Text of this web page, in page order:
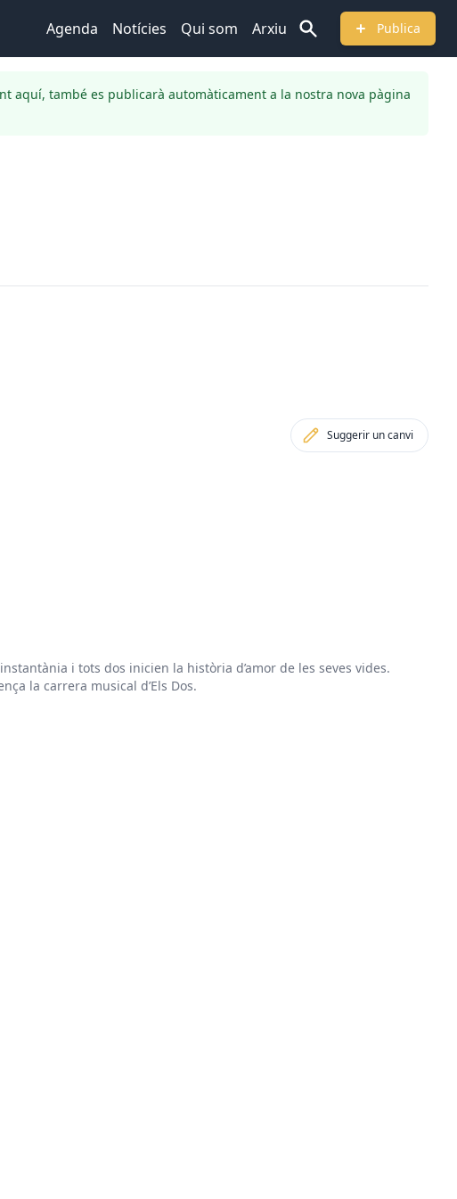
Agenda Notícies Qui som Arxiu Publica
aquí, també es publicarà automàticament a la nostra nova pàgina
Suggerir un canvi
i tots dos inicien la història d’amor de les seves vides.
la carrera musical d’Els Dos.